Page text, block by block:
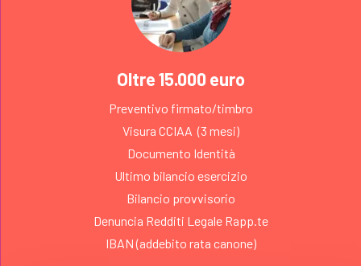
Oltre 15.000 euro
Preventivo firmato/timbro
Visura CCIAA (3 mesi)
Documento Identità
Ultimo bilancio esercizio
Bilancio provvisorio
Denuncia Redditi Legale Rapp.te
IBAN (addebito rata canone)